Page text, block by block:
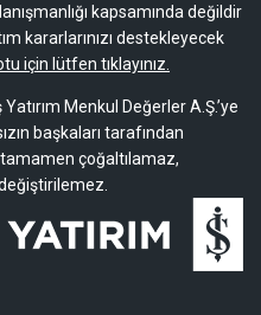
kapsamında değildir
kararlarınızı destekleyecek
için lütfen tıklayınız.
Menkul Değerler A.Ş.’ye
başkaları tarafından
çoğaltılamaz,